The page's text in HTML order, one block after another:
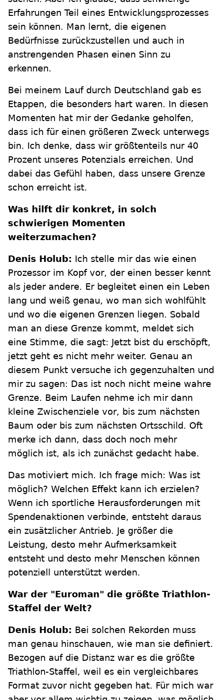
Erfahrungen Teil eines Entwicklungsprozesses
sein können. Man lernt, die eigenen
Bedürfnisse zurückzustellen und auch in
anstrengenden Phasen einen Sinn zu
erkennen.
Bei meinem Lauf durch Deutschland gab es
Etappen, die besonders hart waren. In diesen
Momenten hat mir der Gedanke geholfen,
dass ich für einen größeren Zweck unterwegs
bin. Ich denke, dass wir größtenteils nur 40
Prozent unseres Potenzials erreichen. Und
dabei das Gefühl haben, dass unsere Grenze
schon erreicht ist.
Was hilft dir konkret, in solch
schwierigen Momenten
weiterzumachen?
Denis Holub: Ich stelle mir das wie einen
Prozessor im Kopf vor, der einen besser kennt
als jeder andere. Er begleitet einen ein Leben
lang und weiß genau, wo man sich wohlfühlt
und wo die eigenen Grenzen liegen. Sobald
man an diese Grenze kommt, meldet sich
eine Stimme, die sagt: Jetzt bist du erschöpft,
jetzt geht es nicht mehr weiter. Genau an
diesem Punkt versuche ich gegenzuhalten und
mir zu sagen: Das ist noch nicht meine wahre
Grenze. Beim Laufen nehme ich mir dann
kleine Zwischenziele vor, bis zum nächsten
Baum oder bis zum nächsten Ortsschild. Oft
merke ich dann, dass doch noch mehr
möglich ist, als ich zunächst gedacht habe.
Das motiviert mich. Ich frage mich: Was ist
möglich? Welchen Effekt kann ich erzielen?
Wenn ich sportliche Herausforderungen mit
Spendenaktionen verbinde, entsteht daraus
ein zusätzlicher Antrieb. Je größer die
Leistung, desto mehr Aufmerksamkeit
entsteht und desto mehr Menschen können
potenziell unterstützt werden.
War der "Euroman" die größte Triathlon-
Staffel der Welt?
Denis Holub: Bei solchen Rekorden muss
man genau hinschauen, wie man sie definiert.
Bezogen auf die Distanz war es die größte
Triathlon-Staffel, weil es ein vergleichbares
Format zuvor nicht gegeben hat. Für mich war